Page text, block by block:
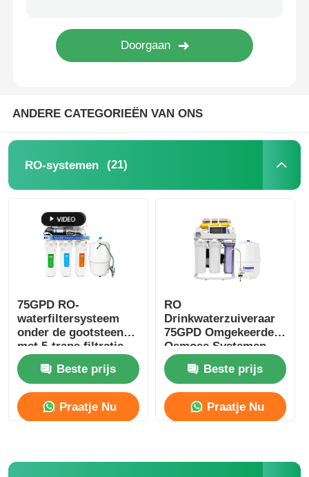
Waterverzachter zoutwaterreservoir
Ionenuitwisselingshars
Magneetventiel
manometer
RO-beugel
ANDERE CATEGORIEËN VAN ONS
RO-systemen (21)
75GPD RO-
waterfiltersysteem
onder de gootsteen
met 5-traps filtratie
en 304 roestvrijstalen
kraan
Beste prijs
Praatje Nu
RO
Drinkwaterzuiveraar
75GPD Omgekeerde
Osmose Systemen
met UV-sterilisator
Remineralisatie
Beste prijs
Praatje Nu